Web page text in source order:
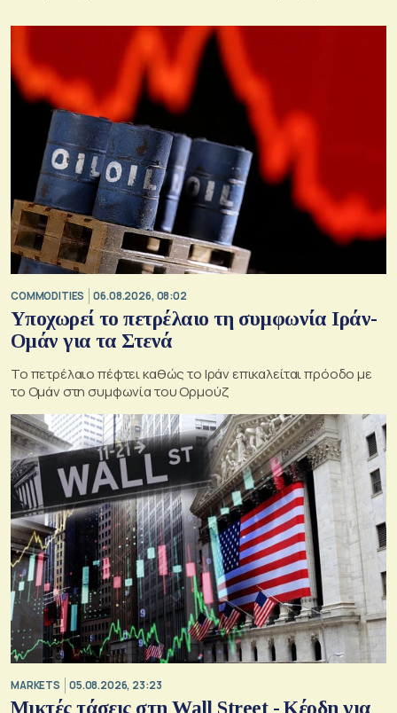
COMMODITIES 06.08.2026, 08:02
Υποχωρεί το πετρέλαιο τη συμφωνία Ιράν-
Ομάν για τα Στενά
Το πετρέλαιο πέφτει καθώς το Ιράν επικαλείται πρόοδο με
το Ομάν στη συμφωνία του Ορμούζ
MARKETS 05.08.2026, 23:23
Μικτές τάσεις στη Wall Street - Κέρδη για